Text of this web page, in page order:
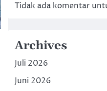
Tidak ada komentar
Archives
Juli 2026
Juni 2026